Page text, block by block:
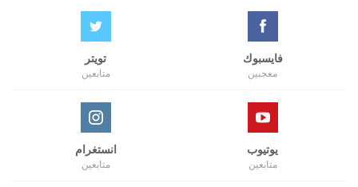
فايسبوك
معجبين
تويتر
متابعين
يوتيوب
متابعين
انستغرام
متابعين